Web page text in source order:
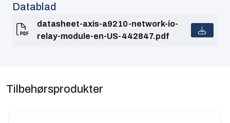
Datablad
datasheet-axis-a9210-network-io-
relay-module-en-US-442847.pdf
Tilbehørsprodukter